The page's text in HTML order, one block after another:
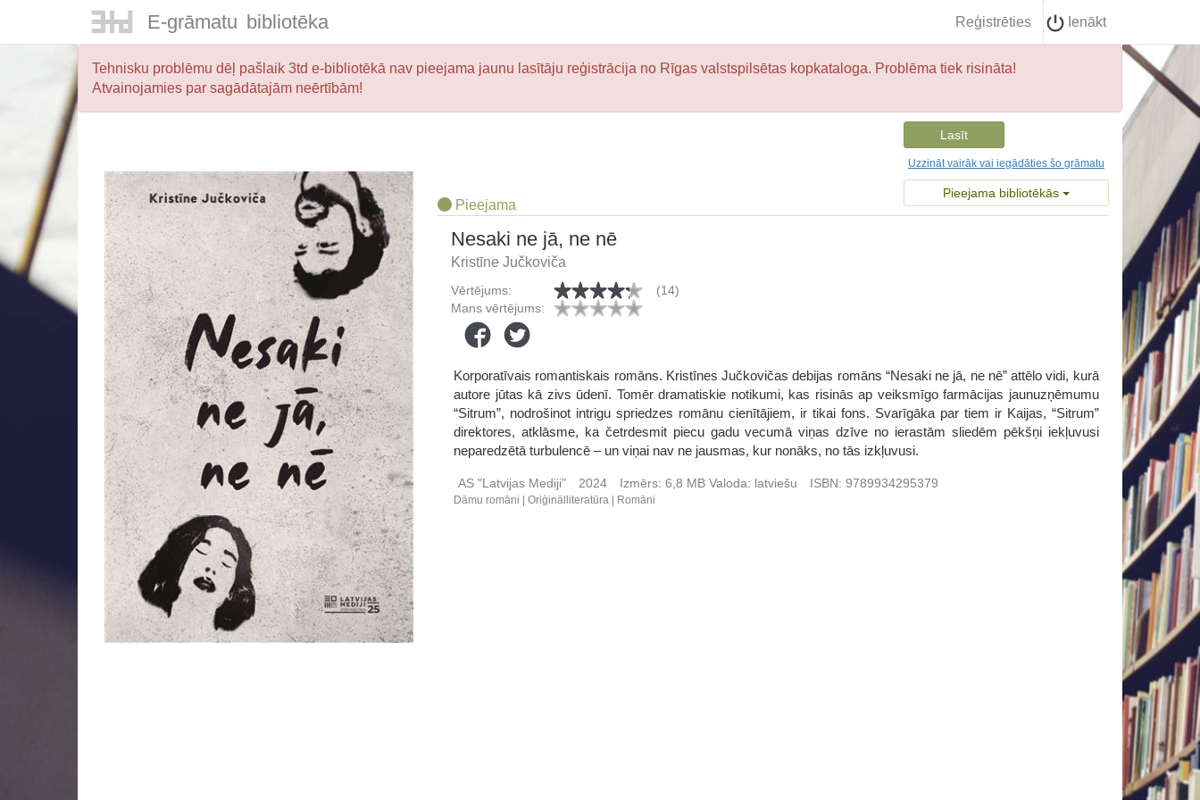
E-grāmatu bibliotēka Reģistrēties Ienākt
Tehnisku problēmu dēļ pašlaik 3td e-bibliotēkā nav pieejama jaunu lasītāju reģistrācija no Rīgas valstspilsētas kopkataloga. Problēma tiek risināta!
Atvainojamies par sagādātajām neērtībām!
Lasīt
Uzzināt vairāk vai iegādāties šo grāmatu
Pieejama bibliotēkās
Pieejama
Nesaki ne jā, ne nē
Kristīne Jučkoviča
Vērtējums:
(14)
Mans vērtējums:
Korporatīvais romantiskais romāns. Kristīnes Jučkovičas debijas romāns “Nesaki ne jā, ne nē” attēlo vidi, kurā
autore jūtas kā zivs ūdenī. Tomēr dramatiskie notikumi, kas risinās ap veiksmīgo farmācijas jaunuzņēmumu
“Sitrum”, nodrošinot intrigu spriedzes romānu cienītājiem, ir tikai fons. Svarīgāka par tiem ir Kaijas, “Sitrum”
direktores, atklāsme, ka četrdesmit piecu gadu vecumā viņas dzīve no ierastām sliedēm pēkšņi iekļuvusi
neparedzētā turbulencē – un viņai nav ne jausmas, kur nonāks, no tās izkļuvusi.
AS "Latvijas Mediji" 2024 Izmērs: 6,8 MBValoda: latviešu ISBN: 9789934295379
Dāmu romāni Oriģinālliteratūra Romāni